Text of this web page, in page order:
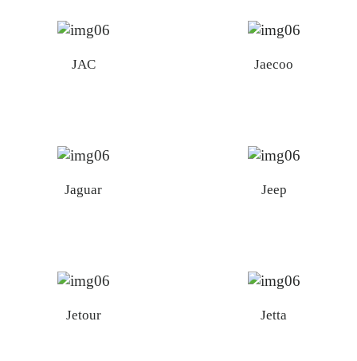
JAC Jaecoo
Jaguar Jeep
Jetour Jetta